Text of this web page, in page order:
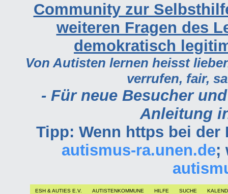
Community zur
weiteren Fragen des
demokratisch
Von Autisten lernen heisst
verrufen, fair,
- Für neue Besucher
Anleitung
Tipp: Wenn https bei
autismus-ra.unen.de;
ESH & AUTIES E.V. AUTISTENKOMMUNE HILFE SUCHE